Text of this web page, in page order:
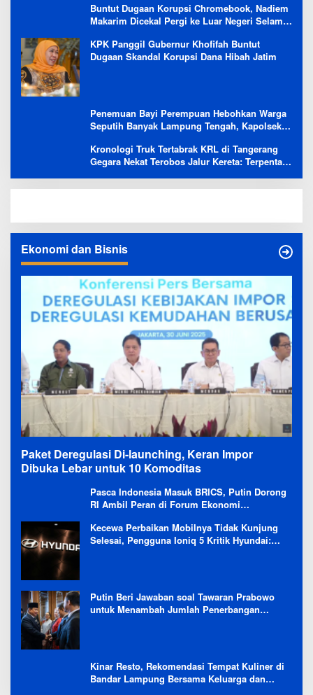
Buntut Dugaan Korupsi Chromebook, Nadiem
Makarim Dicekal Pergi ke Luar Negeri Selama
KPK Panggil Gubernur Khofifah Buntut
Dugaan Skandal Korupsi Dana Hibah Jatim
Penemuan Bayi Perempuan Hebohkan Warga
Seputih Banyak Lampung Tengah, Kapolsek:
Kronologi Truk Tertabrak KRL di Tangerang
Gegara Nekat Terobos Jalur Kereta: Terpental,
Ekonomi dan Bisnis
Paket Deregulasi Di-launching, Keran Impor
Dibuka Lebar untuk 10 Komoditas
Pasca Indonesia Masuk BRICS, Putin Dorong
RI Ambil Peran di Forum Ekonomi
Kecewa Perbaikan Mobilnya Tidak Kunjung
Selesai, Pengguna Ioniq 5 Kritik Hyundai:
Putin Beri Jawaban soal Tawaran Prabowo
untuk Menambah Jumlah Penerbangan
Kinar Resto, Rekomendasi Tempat Kuliner di
Bandar Lampung Bersama Keluarga dan